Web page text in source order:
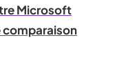
Microsoft
comparaison